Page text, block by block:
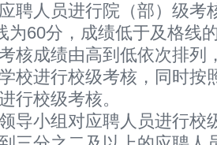
聘人员进行院（部）级考
为60分，成绩低于及格线
核成绩由高到低依次排列
校进行校级考核，同时按
行校级考核。
导小组对应聘人员进行校